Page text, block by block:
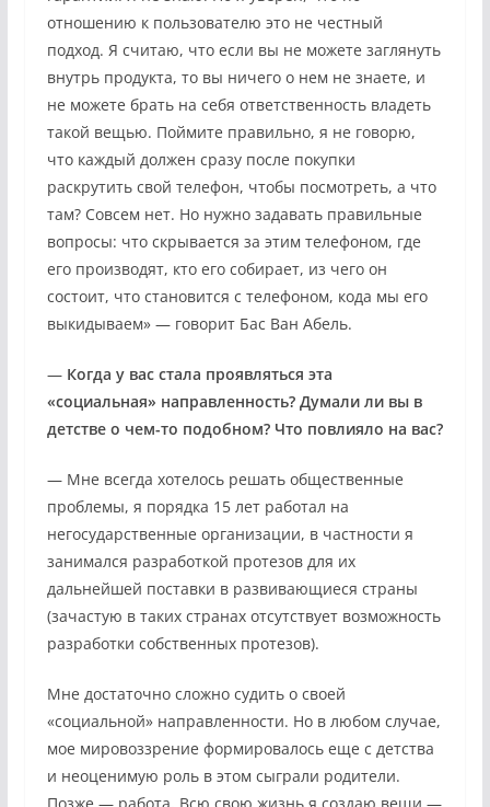
отношению к пользователю это не честный
подход. Я считаю, что если вы не можете заглянуть
внутрь продукта, то вы ничего о нем не знаете, и
не можете брать на себя ответственность владеть
такой вещью. Поймите правильно, я не говорю,
что каждый должен сразу после покупки
раскрутить свой телефон, чтобы посмотреть, а что
там? Совсем нет. Но нужно задавать правильные
вопросы: что скрывается за этим телефоном, где
его производят, кто его собирает, из чего он
состоит, что становится с телефоном, кода мы его
выкидываем» — говорит Бас Ван Абель.
— Когда у вас стала проявляться эта
«социальная» направленность? Думали ли вы в
детстве о чем-то подобном? Что повлияло на вас?
— Мне всегда хотелось решать общественные
проблемы, я порядка 15 лет работал на
негосударственные организации, в частности я
занимался разработкой протезов для их
дальнейшей поставки в развивающиеся страны
(зачастую в таких странах отсутствует возможность
разработки собственных протезов).
Мне достаточно сложно судить о своей
«социальной» направленности. Но в любом случае,
мое мировоззрение формировалось еще с детства
и неоценимую роль в этом сыграли родители.